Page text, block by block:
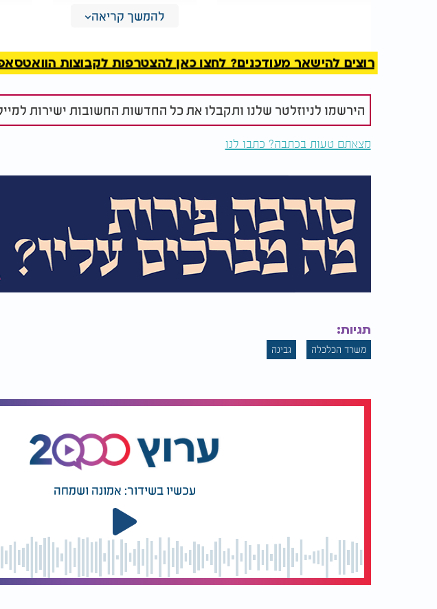
בתוכנית, ועל 4.5 שקלים ל 100 גרם במכולות, מינימרקטים ונקודות מכירה נוספות.
בהיקף נוסף של 45 אחוזים מהמכסה שתוקצה להם. במשרד
להרחיב גם את מגוון הגבינות המיובאות שיוצעו לצרכנים.
כזכור, שר האוצר בצלאל סמוטריץ' ניסה במשך תקופה לקדם את
דובר על יבוא מוצרי חלב מחו"ל, בדגש על גבינות. המהלך לא צלח כפי
להמשך קריאה
רוצים להישאר מעודכנים? לחצו כאן להצטרפות לקבוצות הוואטסאפ של
הירשמו לניוזלטר שלנו ותקבלו את כל החדשות החשובות ישירות
מצאתם טעות בכתבה? כתבו לנו
תגיות:
משרד הכלכלה גבינה
עכשיו בשידור: אמונה ושמחה